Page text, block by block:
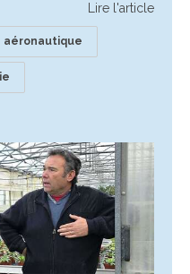
Lire l'article
aéronautique